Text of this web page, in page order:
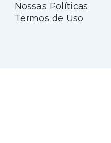
Nossas Políticas
Termos de Uso